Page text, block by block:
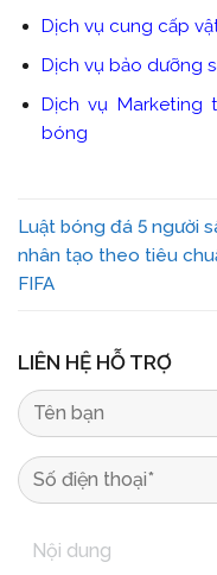
Dịch vụ cung cấp
Dịch vụ bảo dưỡng
Dịch vụ
bóng
Luật bóng đá 5 người
nhân tạo theo tiêu
FIFA
LIÊN HỆ HỖ TRỢ